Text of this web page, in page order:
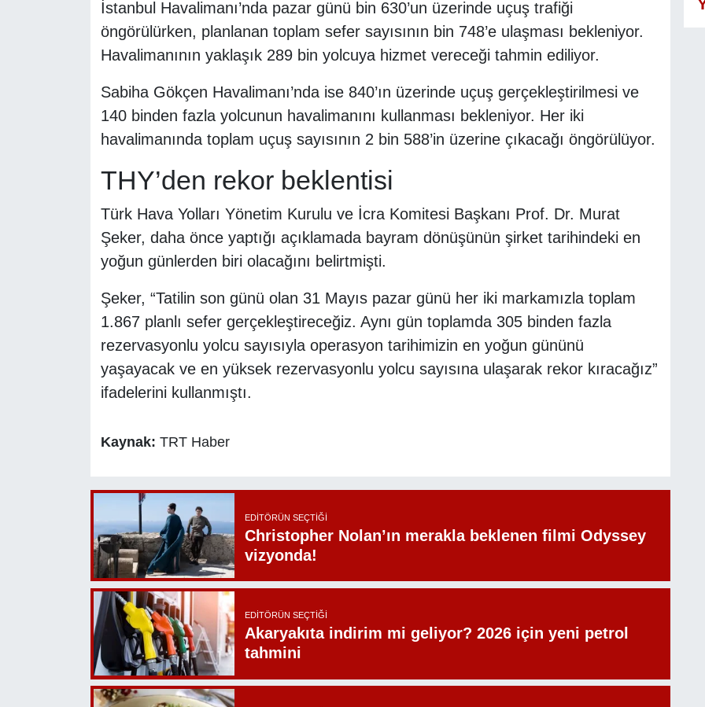
İstanbul Havalimanı’nda pazar günü bin 630’un üzerinde uçuş trafiği
öngörülürken, planlanan toplam sefer sayısının bin 748’e ulaşması bekleniyor.
Havalimanının yaklaşık 289 bin yolcuya hizmet vereceği tahmin ediliyor.
Sabiha Gökçen Havalimanı’nda ise 840’ın üzerinde uçuş gerçekleştirilmesi ve
140 binden fazla yolcunun havalimanını kullanması bekleniyor. Her iki
havalimanında toplam uçuş sayısının 2 bin 588’in üzerine çıkacağı öngörülüyor.
THY’den rekor beklentisi
Türk Hava Yolları Yönetim Kurulu ve İcra Komitesi Başkanı Prof. Dr. Murat
Şeker, daha önce yaptığı açıklamada bayram dönüşünün şirket tarihindeki en
yoğun günlerden biri olacağını belirtmişti.
Şeker, “Tatilin son günü olan 31 Mayıs pazar günü her iki markamızla toplam
1.867 planlı sefer gerçekleştireceğiz. Aynı gün toplamda 305 binden fazla
rezervasyonlu yolcu sayısıyla operasyon tarihimizin en yoğun gününü
yaşayacak ve en yüksek rezervasyonlu yolcu sayısına ulaşarak rekor kıracağız”
ifadelerini kullanmıştı.
Kaynak: TRT Haber
EDITÖRÜN SEÇTIĞI
Christopher Nolan’ın merakla beklenen filmi Odyssey
vizyonda!
EDITÖRÜN SEÇTIĞI
Akaryakıta indirim mi geliyor? 2026 için yeni petrol
tahmini